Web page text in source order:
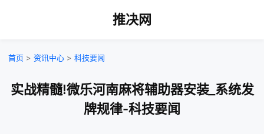
推决网
首页 > 资讯中心 > 科技要闻
实战精髓!微乐河南麻将辅助器安装_系统发
牌规律-科技要闻